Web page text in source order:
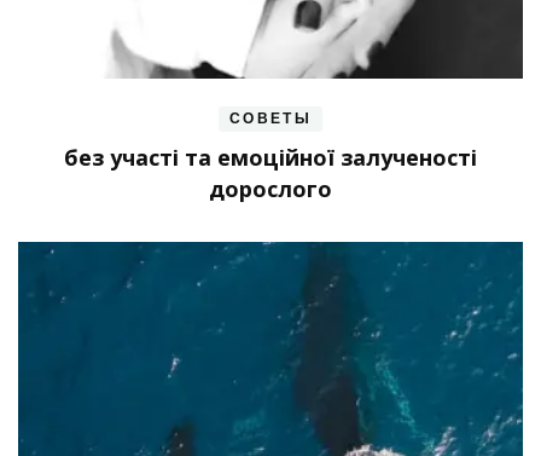
СОВЕТЫ
без участі та емоційної залученості
дорослого